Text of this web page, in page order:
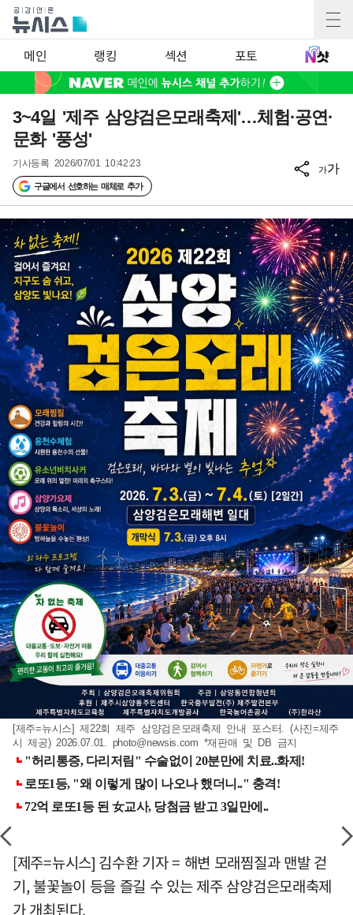
메인 랭킹 섹션 포토
3~4일 '제주 삼양검은모래축제'…체험·공연·
문화 '풍성'
기사등록 2026/07/01 10:42:23
구글에서 선호하는 매체로 추가
가가
[제주=뉴시스] 제22회 제주 삼양검은모래축제 안내 포스터. (사진=제주
시 제공) 2026.07.01. photo@newsis.com *재판매 및 DB 금지
[제주=뉴시스] 김수환 기자 = 해변 모래찜질과 맨발 걷
기, 불꽃놀이 등을 즐길 수 있는 제주 삼양검은모래축제
가 개최된다.